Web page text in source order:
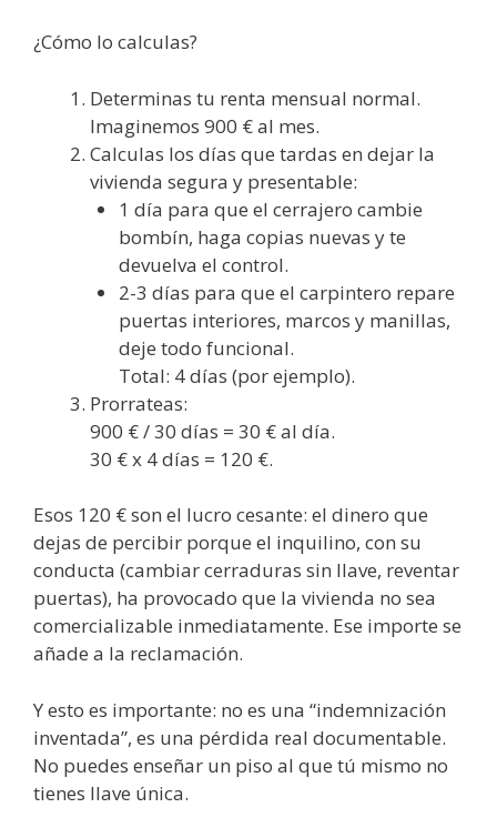
¿Cómo lo calculas?
Determinas tu renta mensual normal.
Imaginemos 900 € al mes.
Calculas los días que tardas en dejar la
vivienda segura y presentable:
1 día para que el cerrajero cambie
bombín, haga copias nuevas y te
devuelva el control.
2-3 días para que el carpintero repare
puertas interiores, marcos y manillas,
deje todo funcional.
Total: 4 días (por ejemplo).
Prorrateas:
900 € / 30 días = 30 € al día.
30 € x 4 días = 120 €.
Esos 120 € son el lucro cesante: el dinero que
dejas de percibir porque el inquilino, con su
conducta (cambiar cerraduras sin llave, reventar
puertas), ha provocado que la vivienda no sea
comercializable inmediatamente. Ese importe se
añade a la reclamación.
Y esto es importante: no es una “indemnización
inventada”, es una pérdida real documentable.
No puedes enseñar un piso al que tú mismo no
tienes llave única.